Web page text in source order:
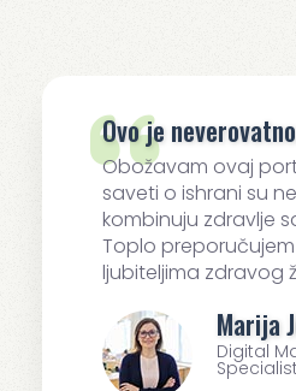
Ovo je
Obožavam ovaj
saveti o ishrani su
kombinuju zdravlje
Toplo
ljubiteljima zdravog
Marija
Digital
Specialist